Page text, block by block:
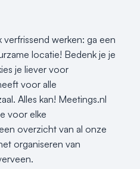
werken: ga een
locatie! Bedenk je je
je liever voor
voor alle
Alles kan! Meetings.nl
voor elke
overzicht van al onze
organiseren van